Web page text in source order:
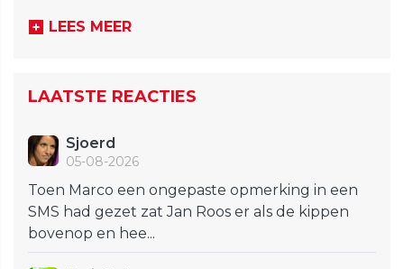
LEES MEER
LAATSTE REACTIES
Sjoerd
05-08-2026
Toen Marco een ongepaste opmerking in een
SMS had gezet zat Jan Roos er als de kippen
bovenop en hee...